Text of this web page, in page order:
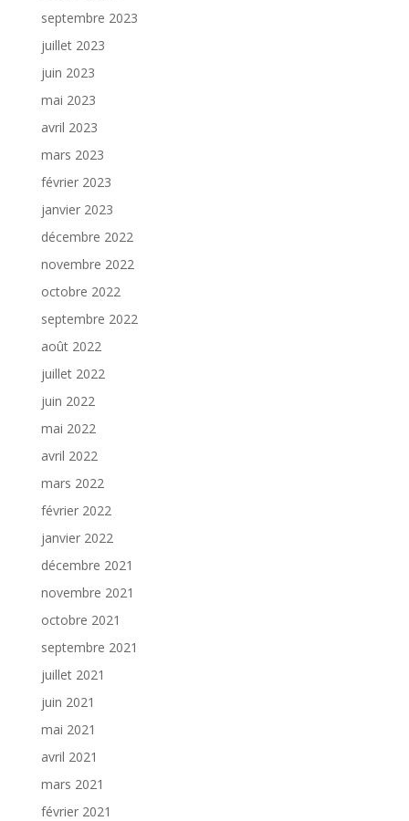
septembre 2023
juillet 2023
juin 2023
mai 2023
avril 2023
mars 2023
février 2023
janvier 2023
décembre 2022
novembre 2022
octobre 2022
septembre 2022
août 2022
juillet 2022
juin 2022
mai 2022
avril 2022
mars 2022
février 2022
janvier 2022
décembre 2021
novembre 2021
octobre 2021
septembre 2021
juillet 2021
juin 2021
mai 2021
avril 2021
mars 2021
février 2021